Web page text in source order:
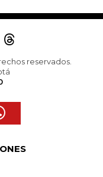
reservados.